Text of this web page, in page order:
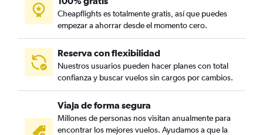
Cheapflights es totalmente gratis, así que puedes
empezar a ahorrar desde el momento cero.
Reserva con flexibilidad
Nuestros usuarios pueden hacer planes con total
confianza y buscar vuelos sin cargos por cambios.
Viaja de forma segura
Millones de personas nos visitan anualmente para
encontrar los mejores vuelos. Ayudamos a que la